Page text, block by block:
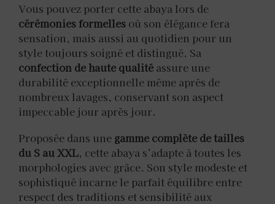
Vous pouvez porter cette abaya lors de
cérémonies formelles où son élégance fera
sensation, mais aussi au quotidien pour un
style toujours soigné et distingué. Sa
confection de haute qualité assure une
durabilité exceptionnelle même après de
nombreux lavages, conservant son aspect
impeccable jour après jour.
Proposée dans une gamme complète de tailles
du S au XXL, cette abaya s’adapte à toutes les
morphologies avec grâce. Son style modeste et
sophistiqué incarne le parfait équilibre entre
respect des traditions et sensibilité aux